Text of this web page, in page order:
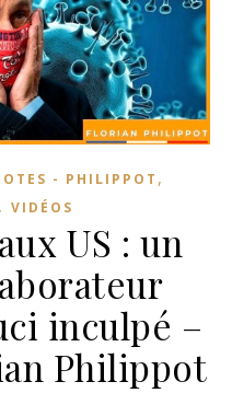
- PHILIPPOT ,
, VIDÉOS
US : un
inculpé –
Philippot